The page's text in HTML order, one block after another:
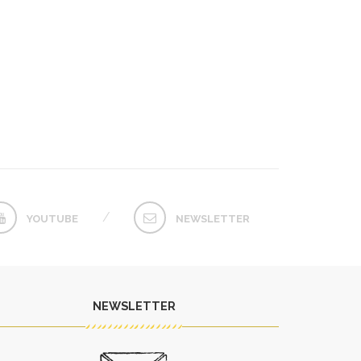
YOUTUBE NEWSLETTER
NEWSLETTER